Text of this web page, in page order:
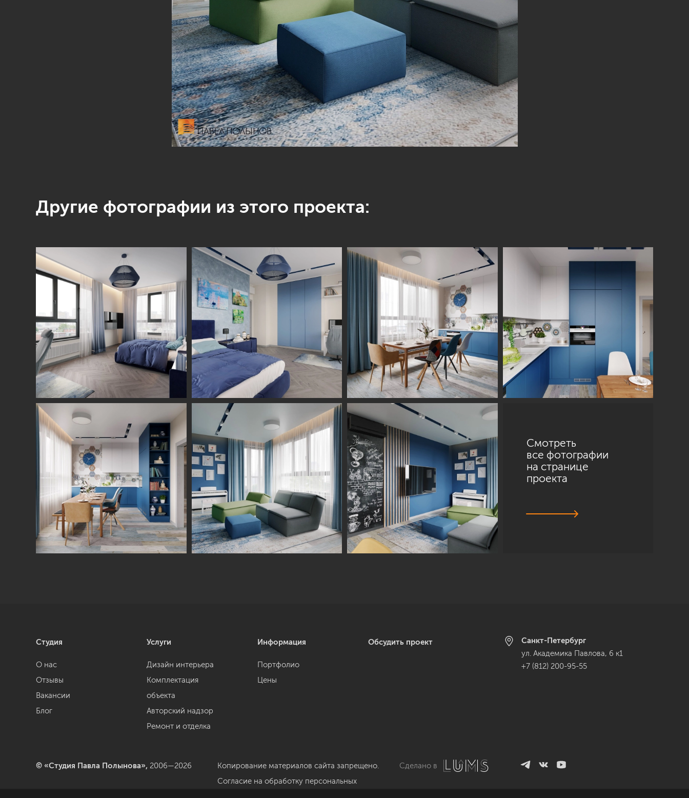
Другие фотографии из этого проекта:
Смотреть
все фотографии
на странице
проекта
Студия
О нас
Отзывы
Вакансии
Блог
Услуги
Дизайн интерьера
Комплектация
объекта
Авторский надзор
Ремонт и отделка
Информация
Портфолио
Цены
Обсудить проект
Санкт-Петербург
ул. Академика Павлова, 6 к1
+7 (812) 200-95-55
© «Студия Павла Полынова», 2006—2026
Копирование материалов сайта запрещено.
Согласие на обработку персональных
Сделано в